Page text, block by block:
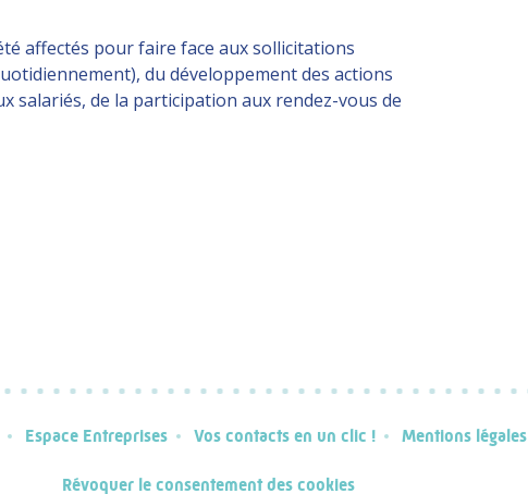
affectés pour faire face aux sollicitations
du développement des actions
salariés, de la participation aux rendez-vous de
Espace Entreprises Vos contacts en un clic ! Mentions légales
Révoquer le consentement des cookies